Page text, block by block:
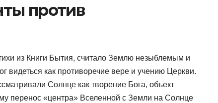
против
из Книги Бытия, считало Землю незыблемым и
видеться как противоречие вере и учению Церкви.
Солнце как творение Бога, объект
перенос «центра» Вселенной с Земли на Солнце